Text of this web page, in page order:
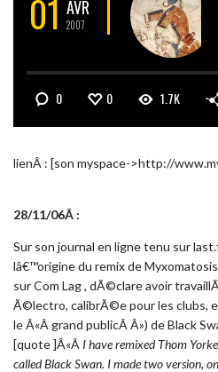
01 AVR
2007
0 0 1.7K
lienÂ : [son myspace->http://
28/11/06Â :
Sur son journal en ligne tenu sur
lâ€™origine du remix de
sur Com Lag , dÃ©clare avoir
Ã©lectro, calibrÃ©e pour les clubs,
le Â«Â grand publicÂ Â») de Black
[quote ]Â«Â I have remixed Thom
called Black Swan. I made two version,